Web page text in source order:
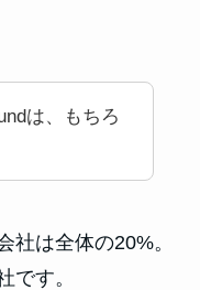
は、もちろ
社は全体の20%。
です。